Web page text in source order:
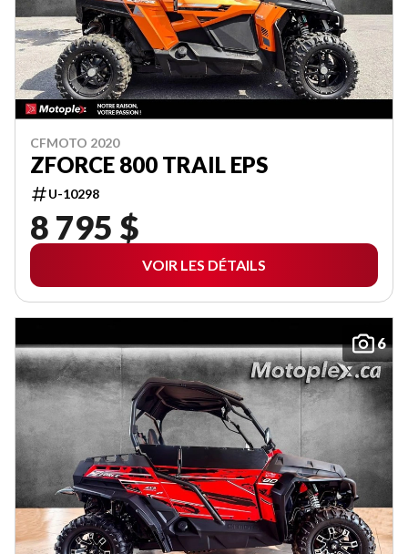
CFMOTO 2020
ZFORCE 800 TRAIL EPS
U-10298
8 795 $
VOIR LES DÉTAILS
6